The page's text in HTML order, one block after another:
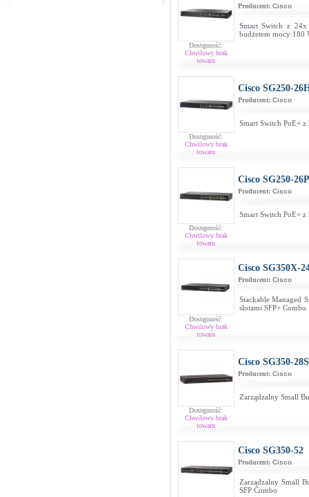
Dostępność:
Chwilowy brak
towaru
Producent: Cisco
Smart Switch z
budżetem mocy 180
Dostępność:
Chwilowy brak
towaru
Cisco SG250-
Producent: Cisco
Smart Switch PoE+
Dostępność:
Chwilowy brak
towaru
Cisco SG250-26P
Producent: Cisco
Smart Switch PoE+
Dostępność:
Chwilowy brak
towaru
Cisco SG350X-
Producent: Cisco
Stackable Managed
slotami SFP+ Combo
Dostępność:
Chwilowy brak
towaru
Cisco SG350-
Producent: Cisco
Zarządzalny Small
Cisco SG350-52
Producent: Cisco
Zarządzalny Small
SFP Combo